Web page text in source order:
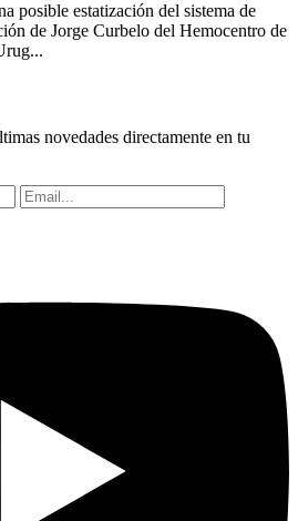
posible estatización del sistema de
de Jorge Curbelo del Hemocentro de
novedades directamente en tu